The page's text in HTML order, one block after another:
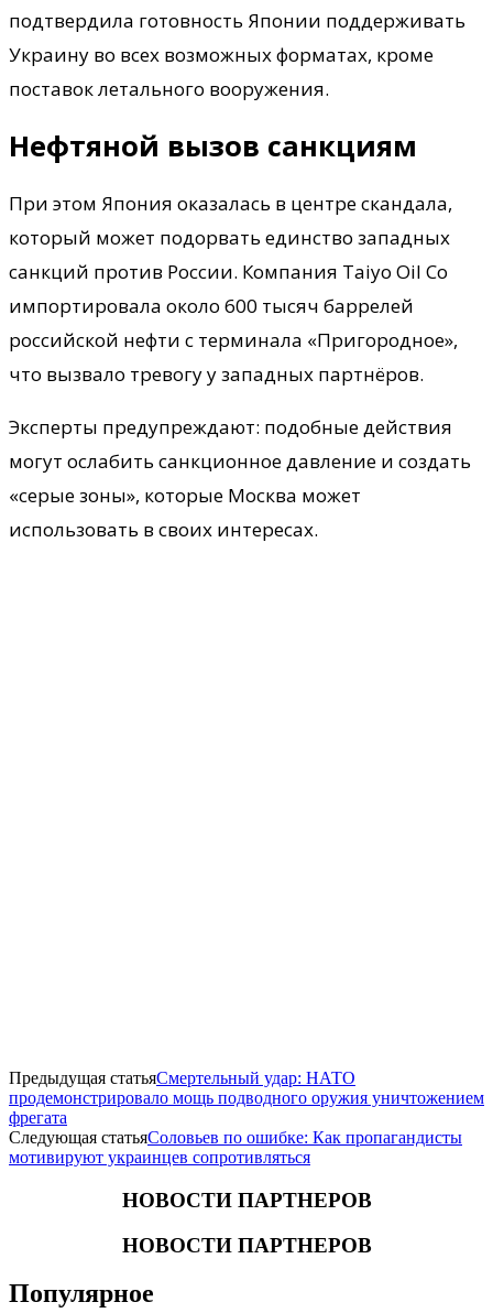
подтвердила готовность Японии поддерживать
Украину во всех возможных форматах, кроме
поставок летального вооружения.
Нефтяной вызов санкциям
При этом Япония оказалась в центре скандала,
который может подорвать единство западных
санкций против России. Компания Taiyo Oil Co
импортировала около 600 тысяч баррелей
российской нефти с терминала «Пригородное»,
что вызвало тревогу у западных партнёров.
Эксперты предупреждают: подобные действия
могут ослабить санкционное давление и создать
«серые зоны», которые Москва может
использовать в своих интересах.
Предыдущая статьяСмертельный удар: НАТО
продемонстрировало мощь подводного оружия уничтожением
фрегата
Следующая статьяСоловьев по ошибке: Как пропагандисты
мотивируют украинцев сопротивляться
НОВОСТИ ПАРТНЕРОВ
НОВОСТИ ПАРТНЕРОВ
Популярное